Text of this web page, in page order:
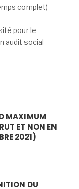
complet)
pour le
audit social
MAXIMUM
ET NON EN
2021)
DU